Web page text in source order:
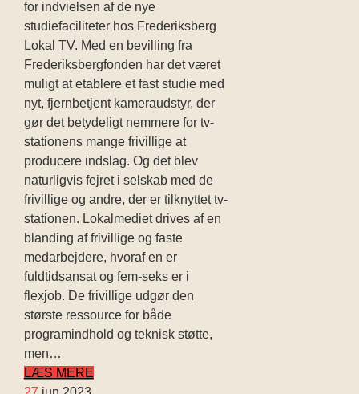
for indvielsen af de nye
studiefaciliteter hos Frederiksberg
Lokal TV. Med en bevilling fra
Frederiksbergfonden har det været
muligt at etablere et fast studie med
nyt, fjernbetjent kameraudstyr, der
gør det betydeligt nemmere for tv-
stationens mange frivillige at
producere indslag. Og det blev
naturligvis fejret i selskab med de
frivillige og andre, der er tilknyttet tv-
stationen. Lokalmediet drives af en
blanding af frivillige og faste
medarbejdere, hvoraf en er
fuldtidsansat og fem-seks er i
flexjob. De frivillige udgør den
største ressource for både
programindhold og teknisk støtte,
men…
LÆS MERE